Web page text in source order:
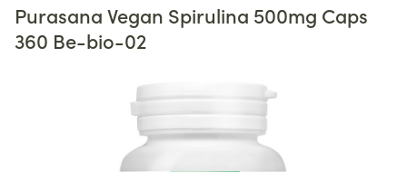
Purasana Vegan Spirulina 500mg Caps
360 Be-bio-02